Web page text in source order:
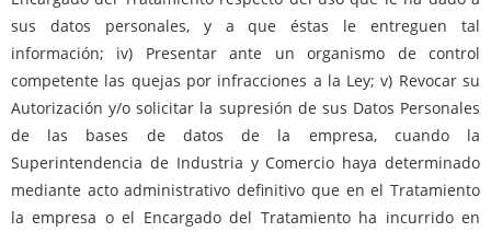
sus datos personales, y a que éstas le entreguen tal
información; iv) Presentar ante un organismo de control
competente las quejas por infracciones a la Ley; v) Revocar su
Autorización y/o solicitar la supresión de sus Datos Personales
de las bases de datos de la empresa, cuando la
Superintendencia de Industria y Comercio haya determinado
mediante acto administrativo definitivo que en el Tratamiento
la empresa o el Encargado del Tratamiento ha incurrido en